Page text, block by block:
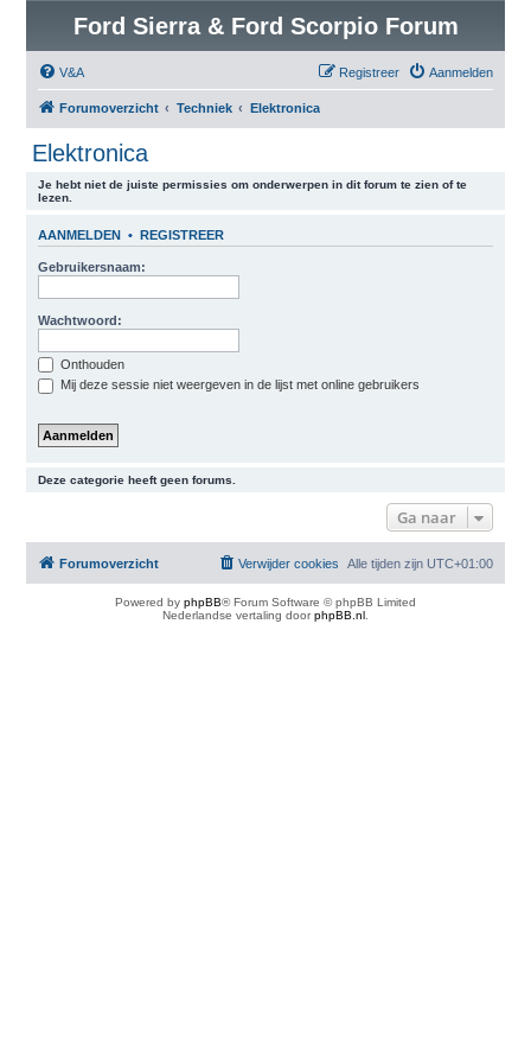
Ford Sierra & Ford Scorpio Forum
V&A Aanmelden
Registreer
Forumoverzicht Techniek Elektronica
Elektronica
Je hebt niet de juiste permissies om onderwerpen in dit forum te zien of te
lezen.
AANMELDEN • REGISTREER
Gebruikersnaam:
Wachtwoord:
Onthouden
Mij deze sessie niet weergeven in de lijst met online gebruikers
Deze categorie heeft geen forums.
Ga naar
Forumoverzicht Alle tijden zijn UTC+01:00
Verwijder cookies
Powered by phpBB® Forum Software © phpBB Limited
Nederlandse vertaling doorphpBB.nl